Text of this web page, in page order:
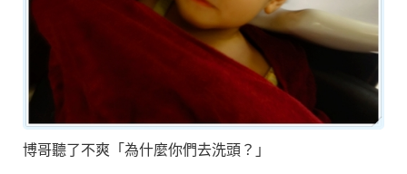
博哥聽了不爽「為什麼你們去洗頭？」